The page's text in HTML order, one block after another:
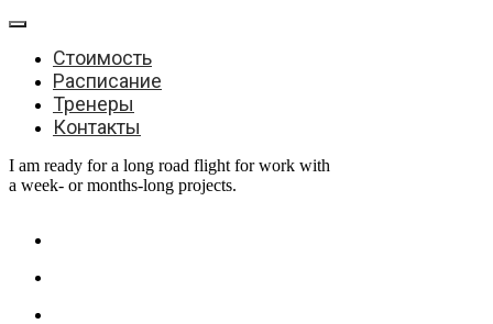
Стоимость
Расписание
Тренеры
Контакты
I am ready for a long road flight for work with
a week- or months-long projects.